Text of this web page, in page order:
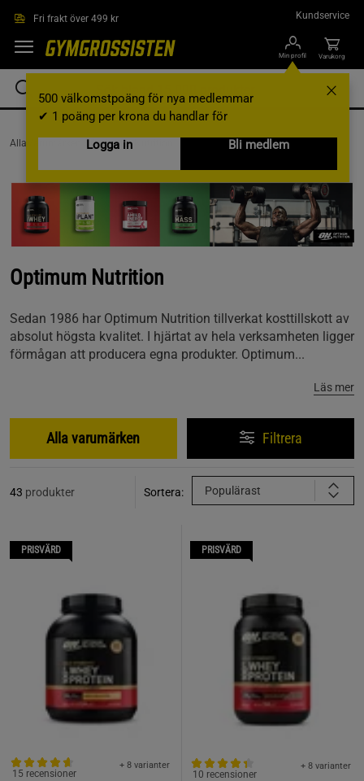
Fri frakt över 499 kr Kundservice
Min profil
500 välkomstpoäng för nya medlemmar
✔ 1 poäng per krona du handlar för
Logga in
Bli medlem
Varukorg
AllaVarumärken / Optimum Nutrition
Optimum Nutrition
Sedan 1986 har Optimum Nutrition tillverkat kosttillskott av
absolut högsta kvalitet. I hjärtat av hela verksamheten ligger
förmågan att producera egna produkter. Optimum...
Läs mer
Alla varumärken Filtrera
43 produkter Sortera: Populärast
PRISVÄRD
+ 8 varianter
15 recensioner
PRISVÄRD
+ 8 varianter
10 recensioner